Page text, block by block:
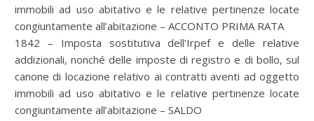
immobili ad uso abitativo e le relative pertinenze locate
congiuntamente all’abitazione – ACCONTO PRIMA RATA
1842 – Imposta sostitutiva dell’Irpef e delle relative
addizionali, nonché delle imposte di registro e di bollo, sul
canone di locazione relativo ai contratti aventi ad oggetto
immobili ad uso abitativo e le relative pertinenze locate
congiuntamente all’abitazione – SALDO